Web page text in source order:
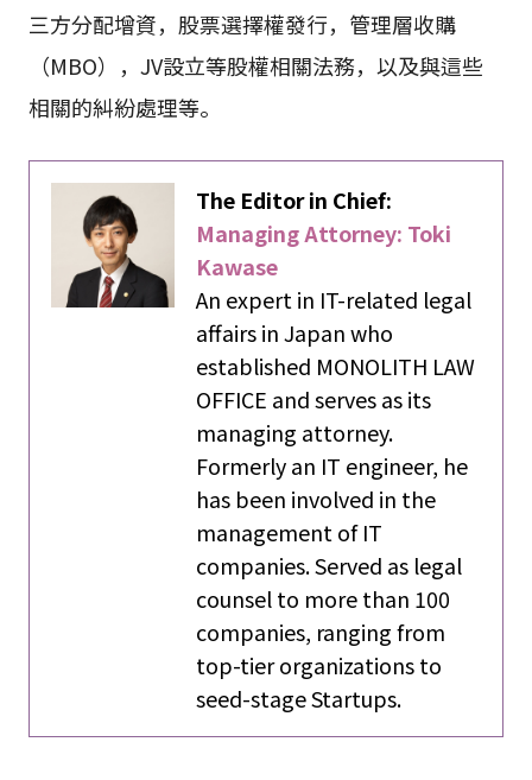
三方分配增資，股票選擇權發行，管理層收購
（MBO），JV設立等股權相關法務，以及與這些
相關的糾紛處理等。
The Editor in Chief:
Managing Attorney: Toki
Kawase
An expert in IT-related legal
affairs in Japan who
established MONOLITH LAW
OFFICE and serves as its
managing attorney.
Formerly an IT engineer, he
has been involved in the
management of IT
companies. Served as legal
counsel to more than 100
companies, ranging from
top-tier organizations to
seed-stage Startups.